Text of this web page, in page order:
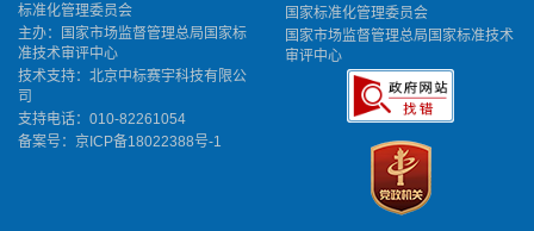
标准化管理委员会
主办：国家市场监督管理总局国家标
准技术审评中心
技术支持：北京中标赛宇科技有限公
司
支持电话：010-82261054
备案号： 京ICP备18022388号-1
国家标准化管理委员会
国家市场监督管理总局国家标准技术
审评中心